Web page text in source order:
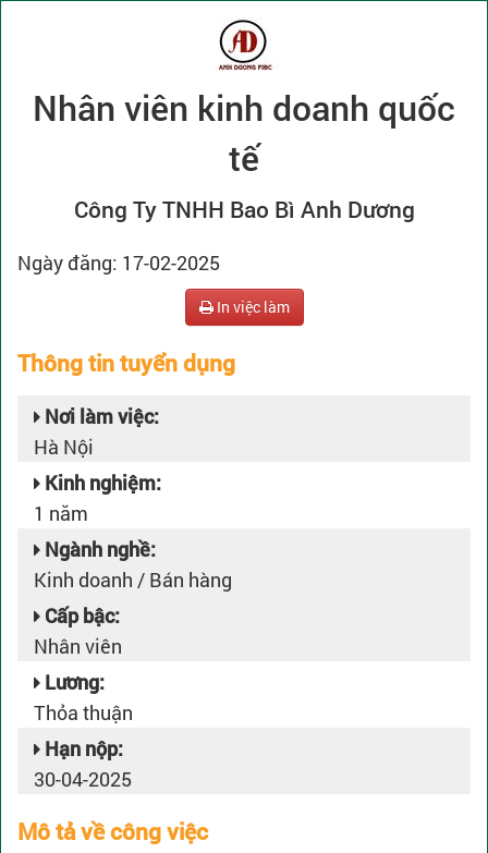
Nhân viên kinh doanh quốc
tế
Công Ty TNHH Bao Bì Anh Dương
Ngày đăng: 17-02-2025
In việc làm
Thông tin tuyển dụng
Nơi làm việc:
Hà Nội
Kinh nghiệm:
1 năm
Ngành nghề:
Kinh doanh / Bán hàng
Cấp bậc:
Nhân viên
Lương:
Thỏa thuận
Hạn nộp:
30-04-2025
Mô tả về công việc